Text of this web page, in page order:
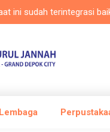
terintegrasi baik di
Lembaga